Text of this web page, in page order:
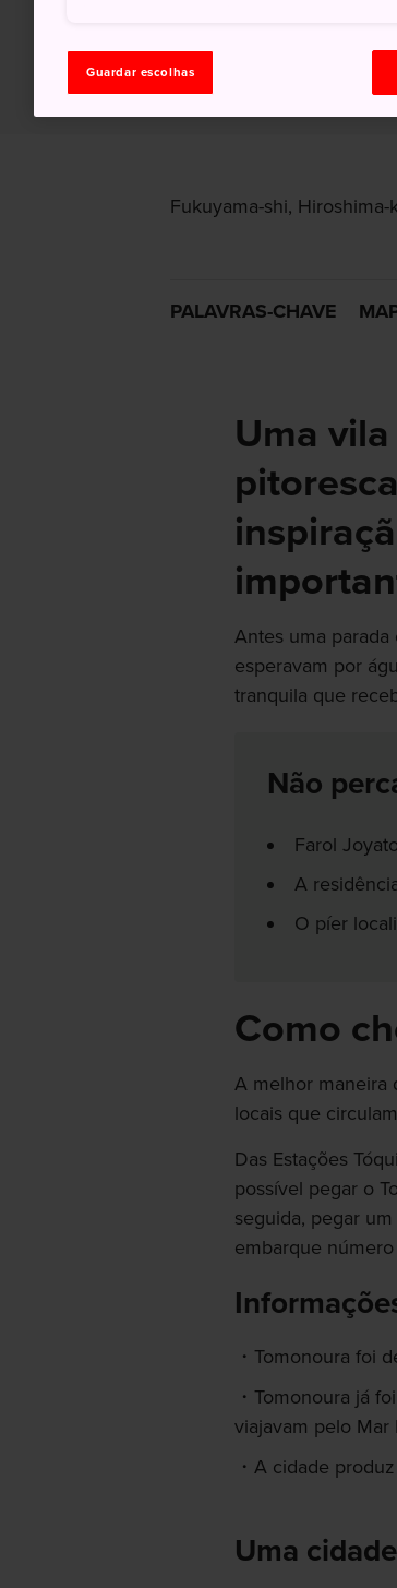
Fukuyama-shi, Hiroshima-
PALAVRAS-CHAVE
Uma
Antes uma
esperavam por
tranquila que
Não
Farol
A
O píer
Como
A melhor maneira
locais que
Das Estações
possível pegar o
seguida, pegar
embarque número
Tomonoura foi
Tomonoura já
viajavam pelo Mar
A cidade
Uma
Guardar escolhas